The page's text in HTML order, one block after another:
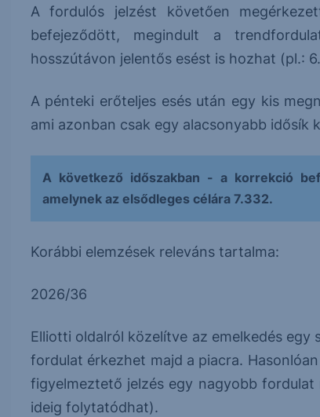
A fordulós jelzést követően
befejeződött, megindult a
hosszútávon jelentős esést is hozhat (pl.:
A pénteki erőteljes esés után egy kis
ami azonban csak egy alacsonyabb idősík
A következő időszakban - a korrekció
amelynek az elsődleges célára 7.332.
Korábbi elemzések releváns tartalma:
2026/36
Elliotti oldalról közelítve az emelkedés
fordulat érkezhet majd a piacra.
figyelmeztető jelzés egy nagyobb
ideig folytatódhat).